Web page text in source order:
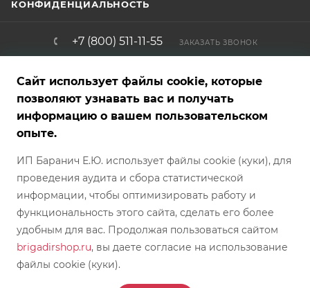
КОНФИДЕНЦИАЛЬНОСТЬ
+7 (800) 511-11-55 ЗАКАЗАТЬ ЗВОНОК
Представленные на сайте товары — фотообразцы, графические,
товара, характеристики, страна производителя и комплект
изменены производителем без предварительного
предупреждения/отображения в каталоге магазина БРИГАДИР.
Обратите внимание, что цвет, оттенок, текстура и фактура товара
могут отличаться от фотографий, представленных на сайте.
Условия покупки каждого конкретного товара требуют
согласования непосредственно с менеджером интернет-
магазина. Предложение между Покупателем и Продавцом
действует с момента согласования его с менеджером магазина.
Сайт использует файлы cookie, которые
позволяют узнавать вас и получать
информацию о вашем пользовательском
опыте.
ИП Баранич Е.Ю. использует файлы cookie (куки), для
проведения аудита и сбора статистической
информации, чтобы оптимизировать работу и
функциональность этого сайта, сделать его более
удобным для вас. Продолжая пользоваться сайтом
brigadirshop.ru, вы даете согласие на использование
файлы cookie (куки).